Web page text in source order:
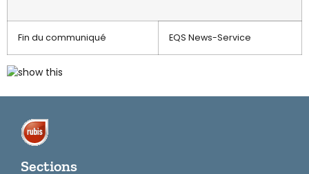
Fin du communiqué EQS News-Service
Sections